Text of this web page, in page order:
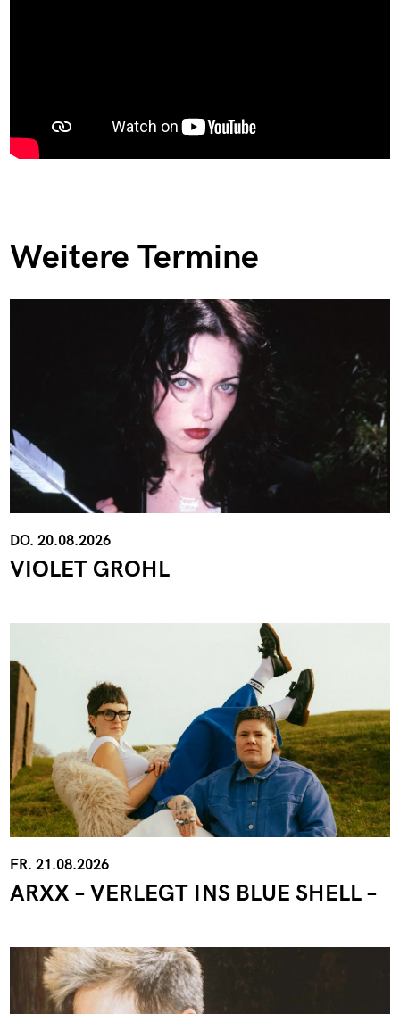
Weitere Termine
DO. 20.08.2026
VIOLET GROHL
FR. 21.08.2026
ARXX – VERLEGT INS BLUE SHELL –